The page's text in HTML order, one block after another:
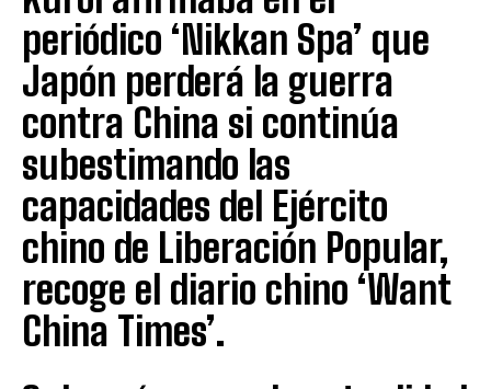
periódico ‘Nikkan Spa’ que
Japón perderá la guerra
contra China si continúa
subestimando las
capacidades del Ejército
chino de Liberación Popular,
recoge el diario chino ‘Want
China Times’.